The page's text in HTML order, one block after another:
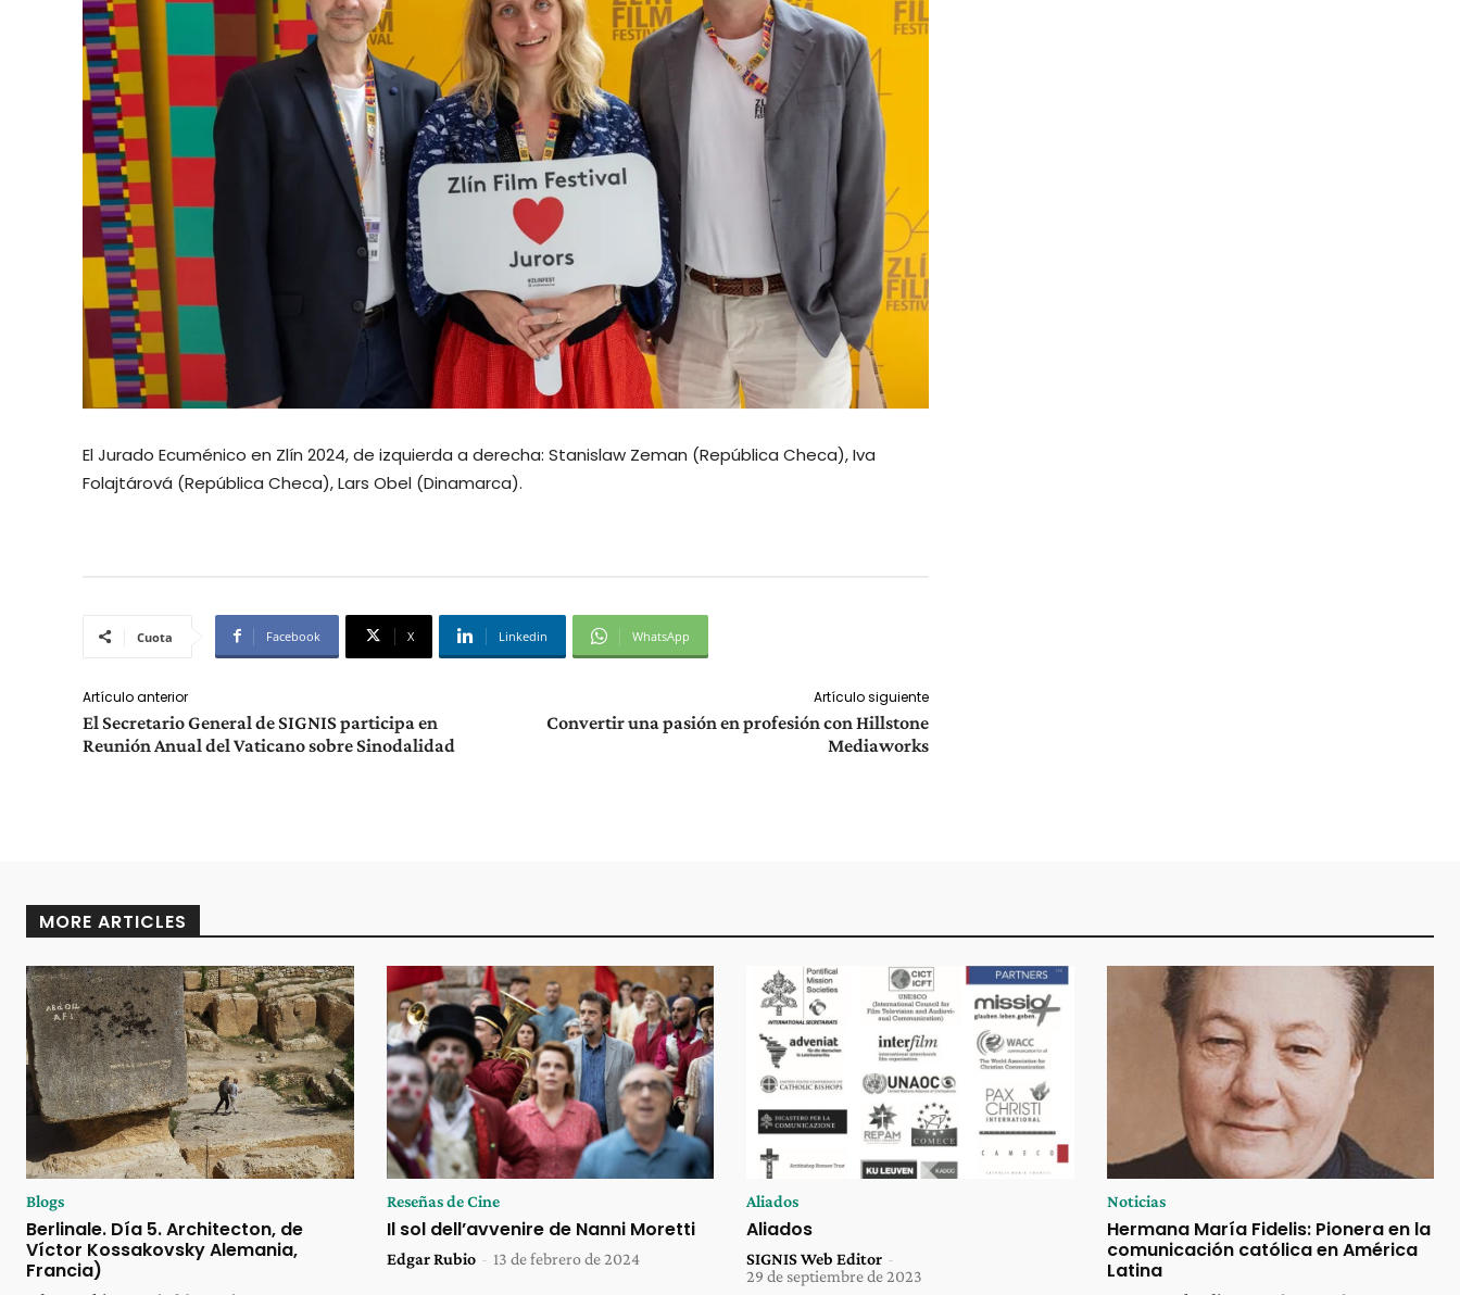
El Jurado Ecuménico en Zlín 2024, de izquierda a derecha: Stanislaw Zeman (República Checa), Iva
Folajtárová (República Checa), Lars Obel (Dinamarca).
Cuota Facebook X Linkedin WhatsApp
Artículo anterior
El Secretario General de SIGNIS participa en
Reunión Anual del Vaticano sobre Sinodalidad
Artículo siguiente
Convertir una pasión en profesión con Hillstone
Mediaworks
MORE ARTICLES
Blogs
Berlinale. Día 5. Architecton, de
Víctor Kossakovsky Alemania,
Francia)
Reseñas de Cine
Il sol dell’avvenire de Nanni Moretti
Edgar Rubio - 13 de febrero de 2024
Aliados
Aliados
SIGNIS Web Editor -
29 de septiembre de 2023
Noticias
Hermana María Fidelis: Pionera en la
comunicación católica en América
Latina